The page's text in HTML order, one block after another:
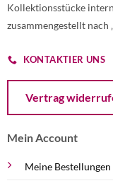
Kollektionsstücke
zusammengestellt nach
KONTAKTIER UNS
Vertrag
Mein Account
Meine Bestellungen